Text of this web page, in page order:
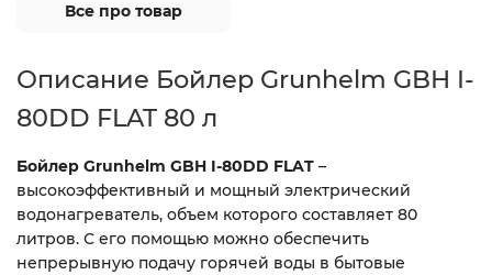
Все про товар
Описание Бойлер Grunhelm GBH I-
80DD FLAT 80 л
Бойлер Grunhelm GBH I-80DD FLAT –
высокоэффективный и мощный электрический
водонагреватель, объем которого составляет 80
литров. С его помощью можно обеспечить
непрерывную подачу горячей воды в бытовые